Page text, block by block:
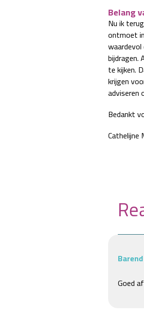
Belang
Nu ik
ontmoet
bijdragen.
te kijken.
krijgen
adviseren
Bedankt
Cathelijne
Barend
Goed